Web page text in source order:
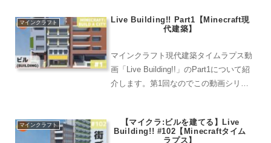
マインクラフト
Live Building!! Part1【Minecraft現
代建築】
マインクラフト現代建築タイムラプス動
画「Live Building!!」のPart1について紹
介します。第1回なのでこの動画シリー
マインクラフト
【マイクラ:ビルを建てる】Live
Building!! #102【Minecraftタイム
ラプス】